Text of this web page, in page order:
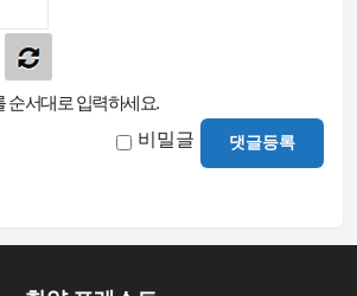
순서대로 입력하세요.
비밀글 댓글등록